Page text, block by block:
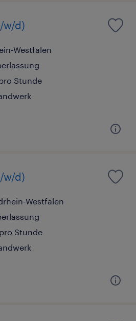
w/d)
Westfalen
Stunde
w/d)
Westfalen
Stunde